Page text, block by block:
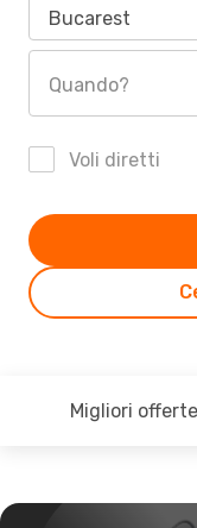
Bucarest
Quando?
Voli diretti
Migliori offerte